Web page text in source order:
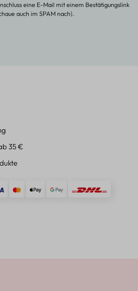
eine E-Mail mit einem Bestätigungslink
auch im SPAM nach).
35 €